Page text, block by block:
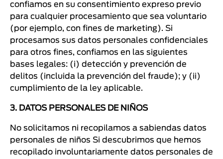
confiamos en su consentimiento expreso previo
para cualquier procesamiento que sea voluntario
(por ejemplo, con fines de marketing). Si
procesamos sus datos personales confidenciales
para otros fines, confiamos en las siguientes
bases legales: (i) detección y prevención de
delitos (incluida la prevención del fraude); y (ii)
cumplimiento de la ley aplicable.
3. DATOS PERSONALES DE NIÑOS
No solicitamos ni recopilamos a sabiendas datos
personales de niños Si descubrimos que hemos
recopilado involuntariamente datos personales de